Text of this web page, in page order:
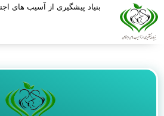
بنیاد پیشگیری از آسیب های